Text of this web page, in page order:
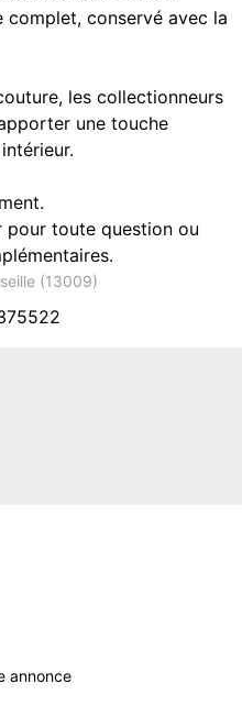
conservé avec la
les collectionneurs
une touche
pour toute question ou
(13009)
annonce